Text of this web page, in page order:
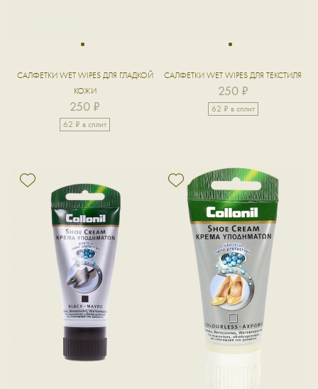
1
САЛФЕТКИ WET WIPES ДЛЯ ГЛАДКОЙ
КОЖИ
250 ₽
62 ₽ в сплит
1
САЛФЕТКИ WET WIPES ДЛЯ ТЕКСТИЛЯ
250 ₽
62 ₽ в сплит